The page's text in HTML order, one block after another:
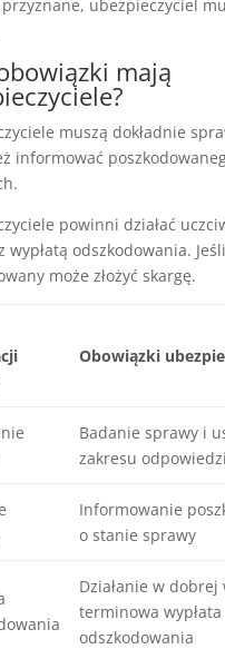
ubezpieczyciel
mają
muszą dokładnie
informować
powinni działać
wypłatą odszkodowania.
może złożyć skargę.
Obowiązki
Badanie sprawy i
zakresu
Informowanie
o stanie sprawy
Działanie w dobrej
terminowa wypłata
odszkodowania